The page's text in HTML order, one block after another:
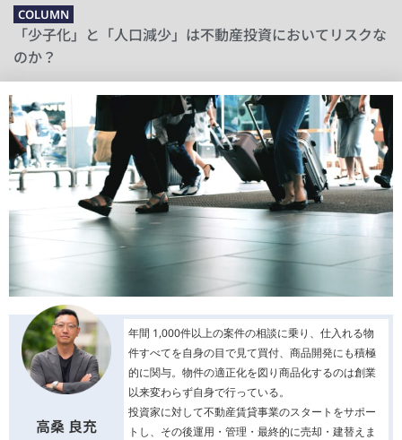
COLUMN
「少子化」と「人口減少」は不動産投資においてリスクな
のか？
高桑 良充
年間 1,000件以上の案件の相談に乗り、仕入れる物
件すべてを自身の目で見て買付、商品開発にも積極
的に関与。物件の適正化を図り商品化するのは創業
以来変わらず自身で行っている。
投資家に対して不動産賃貸事業のスタートをサポー
トし、その後運用・管理・最終的に売却・建替えま